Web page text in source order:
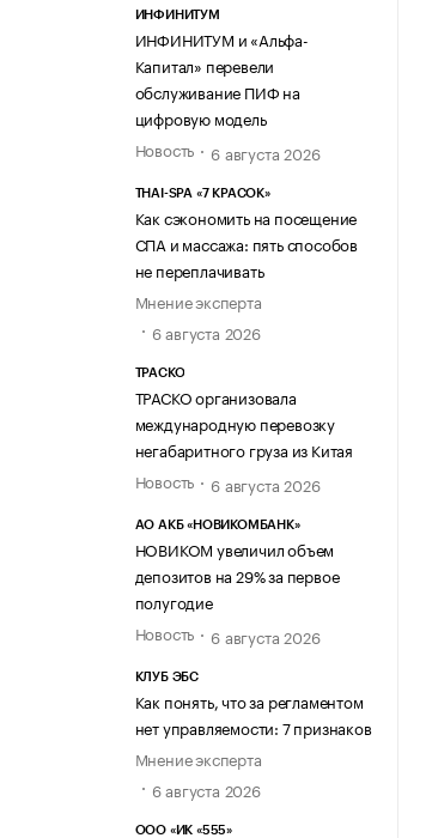
ИНФИНИТУМ
ИНФИНИТУМ и «Альфа-
Капитал» перевели
обслуживание ПИФ на
цифровую модель
Новость
6 августа 2026
THAI-SPA «7 КРАСОК»
Как сэкономить на посещение
СПА и массажа: пять способов
не переплачивать
Мнение эксперта
6 августа 2026
ТРАСКО
ТРАСКО организовала
международную перевозку
негабаритного груза из Китая
Новость
6 августа 2026
АО АКБ «НОВИКОМБАНК»
НОВИКОМ увеличил объем
депозитов на 29% за первое
полугодие
Новость
6 августа 2026
КЛУБ ЭБС
Как понять, что за регламентом
нет управляемости: 7 признаков
Мнение эксперта
6 августа 2026
ООО «ИК «555»